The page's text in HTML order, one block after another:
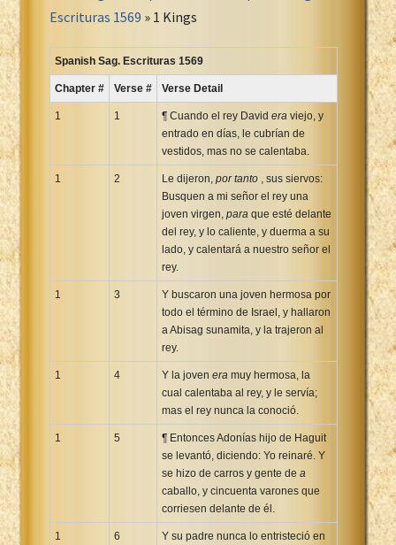
Russian Synodal 1876 Bible
Russian Synodal Bible Win-1251
Spanish RV 1909 Bible
Spanish Sag. Escrituras 1569
Swahili New Testament
Tagalog John and James
Turkish Bible
Vietnamese 1934 Bible
Escrituras 1569 » 1 Kings
Spanish Sag. Escrituras 1569
Chapter # Verse # Verse Detail
1 1 ¶ Cuando el rey David era viejo, y
entrado en días, le cubrían de
vestidos, mas no se calentaba.
1 2 Le dijeron, por tanto , sus siervos:
Busquen a mi señor el rey una
joven virgen, para que esté delante
del rey, y lo caliente, y duerma a su
lado, y calentará a nuestro señor el
rey.
1 3
Y buscaron una joven hermosa por
todo el término de Israel, y hallaron
a Abisag sunamita, y la trajeron al
rey.
1 4 Y la joven era muy hermosa, la
cual calentaba al rey, y le servía;
mas el rey nunca la conoció.
1 5
¶ Entonces Adonías hijo de Haguit
se levantó, diciendo: Yo reinaré. Y
se hizo de carros y gente de a
caballo, y cincuenta varones que
corriesen delante de él.
1 6
Y su padre nunca lo entristeció en